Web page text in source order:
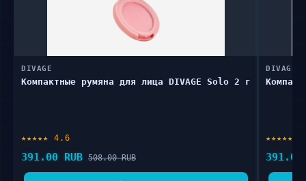
DIVAGE
Компактные румяна для лица DIVAGE Solo 2 г
★★★★★ 4.6
391.00 RUB 508.00 RUB
DIVAGE
★★★★★
391.00